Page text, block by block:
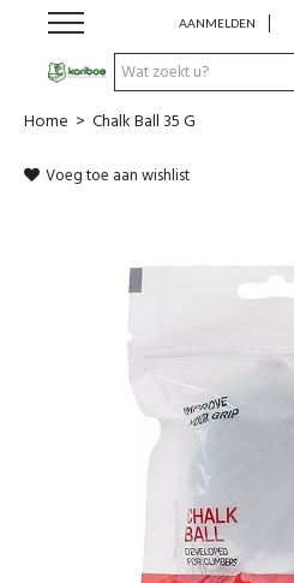
AANMELDEN
Cadeaubon
Home > Chalk Ball 35 G
Voeg toe aan wishlist